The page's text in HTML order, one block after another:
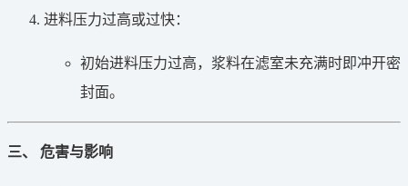
进料压力过高或过快：
初始进料压力过高，浆料在滤室未充满时即冲开密
封面。
三、 危害与影响